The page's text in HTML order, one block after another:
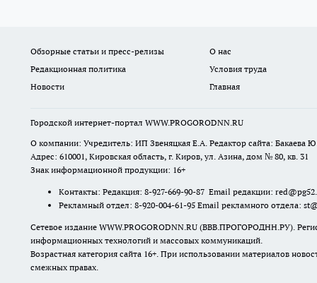
Обзорные статьи и пресс-релизы
О нас
Редакционная политика
Условия труда
Новости
Главная
Городской интернет-портал WWW.PROGORODNN.RU
О компании: Учредитель: ИП Звеняцкая Е.А. Редактор сайта: Бакаева
Адрес: 610001, Кировская область, г. Киров, ул. Азина, дом № 80, кв. 31
Знак информационной продукции: 16+
Контакты: Редакция: 8-927-669-90-87 Email редакции:
Рекламный отдел: 8-920-004-61-95 Email рекламного отдела:
Сетевое издание WWW.PROGORODNN.RU (ВВВ.ПРОГОРОДНН.РУ).
информационных технологий и массовых коммуникаций.
Возрастная категория сайта 16+. При использовании материалов
смежных правах.